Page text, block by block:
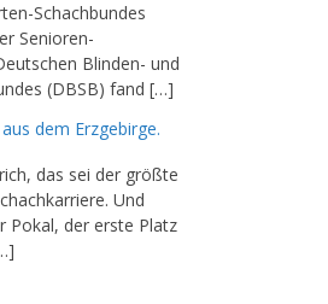
Schachbundes
Senioren-
Blinden- und
(DBSB) fand […]
dem Erzgebirge.
das sei der größte
Und
Pokal, der erste Platz